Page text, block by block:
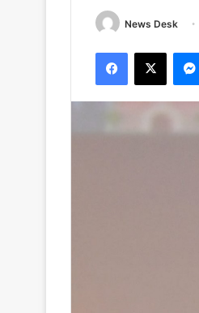
News Desk
Facebook
X